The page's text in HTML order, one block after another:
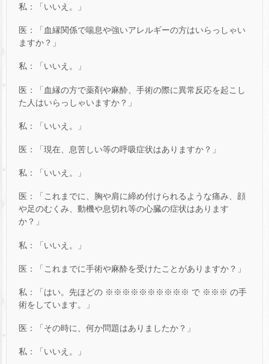
私：「いいえ。」
医：「血縁関係で喘息や強いアレルギーの方はいらっしゃい
ますか？」
私：「いいえ。」
医：「血縁の方で薬剤や麻酔、手術の際に異常反応を起こし
た人はいらっしゃいますか？」
私：「いいえ。」
医：「現在、息苦しい等の呼吸症状はありますか？」
私：「いいえ。」
医：「これまでに、胸や肩に締め付けられるような痛み、顔
や足のむくみ、動機や息切れ等の心臓の症状はあります
か？」
私：「いいえ。」
医：「これまでに手術や麻酔を受けたことがありますか？」
私：「はい。先ほどの ※※※※※※※※※※ で ※※※ の手
術をしています。」
医：「その時に、何か問題はありましたか？」
私：「いいえ。」